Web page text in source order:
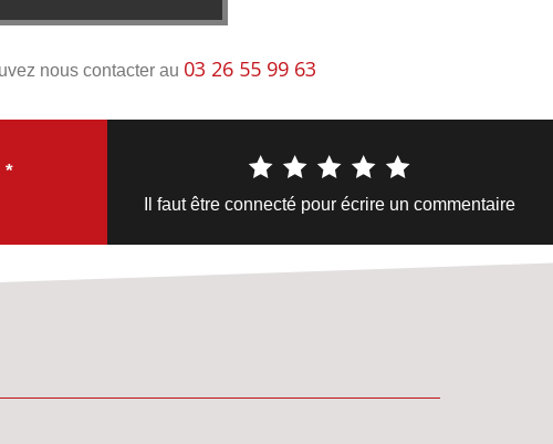
nous contacter au 03 26 55 99 63
*
Il faut être connecté pour écrire un commentaire